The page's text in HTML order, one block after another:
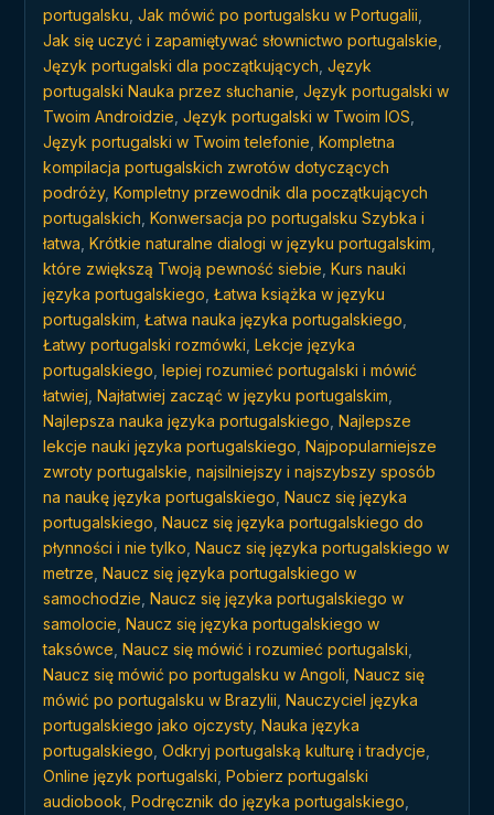
portugalsku Jak mówić po portugalsku w Portugalii
Jak się uczyć i zapamiętywać słownictwo portugalskie
Język portugalski dla początkujących Język
portugalski Nauka przez słuchanie Język portugalski w
Twoim Androidzie Język portugalski w Twoim IOS
Język portugalski w Twoim telefonie Kompletna
kompilacja portugalskich zwrotów dotyczących
podróży, Kompletny przewodnik dla początkujących
portugalskich Konwersacja po portugalsku Szybka i
łatwa Krótkie naturalne dialogi w języku portugalskim
które zwiększą Twoją pewność siebie Kurs nauki
języka portugalskiego Łatwa książka w języku
portugalskim Łatwa nauka języka portugalskiego
Łatwy portugalski rozmówki Lekcje języka
portugalskiego lepiej rozumieć portugalski i mówić
łatwiej Najłatwiej zacząć w języku portugalskim
Najlepsza nauka języka portugalskiego Najlepsze
lekcje nauki języka portugalskiego Najpopularniejsze
zwroty portugalskie najsilniejszy i najszybszy sposób
na naukę języka portugalskiego Naucz się języka
portugalskiego Naucz się języka portugalskiego do
płynności i nie tylko Naucz się języka portugalskiego w
metrze Naucz się języka portugalskiego w
samochodzie Naucz się języka portugalskiego w
samolocie Naucz się języka portugalskiego w
taksówce Naucz się mówić i rozumieć portugalski
Naucz się mówić po portugalsku w Angoli Naucz się
mówić po portugalsku w Brazylii Nauczyciel języka
portugalskiego jako ojczysty, Nauka języka
portugalskiego Odkryj portugalską kulturę i tradycje
Online język portugalski Pobierz portugalski
audiobook Podręcznik do języka portugalskiego